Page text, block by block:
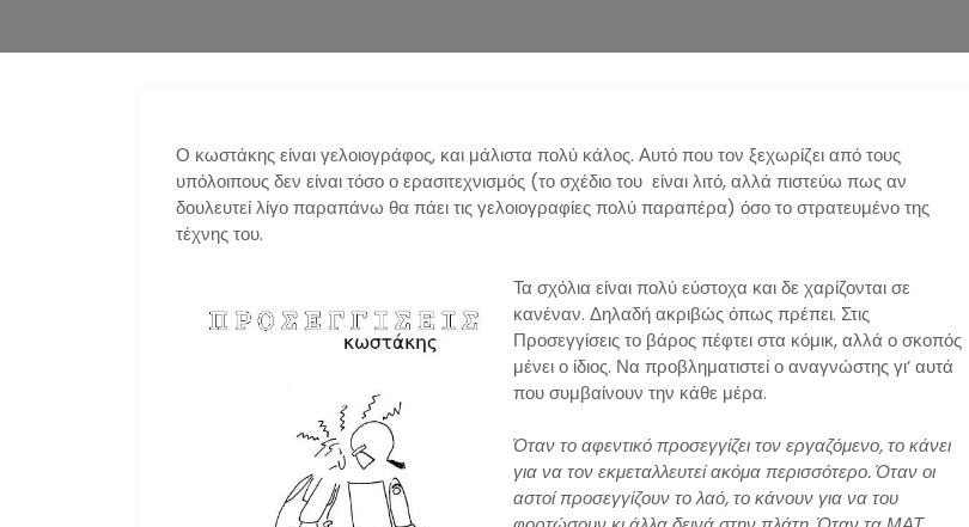
Ο κωστάκης είναι γελοιογράφος, και μάλιστα πολύ κάλος. Αυτό που τον ξεχωρίζει από τους
υπόλοιπους δεν είναι τόσο ο ερασιτεχνισμός (το σχέδιο του είναι λιτό, αλλά πιστεύω πως αν
δουλευτεί λίγο παραπάνω θα πάει τις γελοιογραφίες πολύ παραπέρα) όσο το στρατευμένο της
τέχνης του.
Τα σχόλια είναι πολύ εύστοχα και δε χαρίζονται σε
κανέναν. Δηλαδή ακριβώς όπως πρέπει. Στις
Προσεγγίσεις το βάρος πέφτει στα κόμικ, αλλά ο σκοπός
μένει ο ίδιος. Να προβληματιστεί ο αναγνώστης γι’ αυτά
που συμβαίνουν την κάθε μέρα.
Όταν το αφεντικό προσεγγίζει τον εργαζόμενο, το κάνει
για να τον εκμεταλλευτεί ακόμα περισσότερο. Όταν οι
αστοί προσεγγίζουν το λαό, το κάνουν για να του